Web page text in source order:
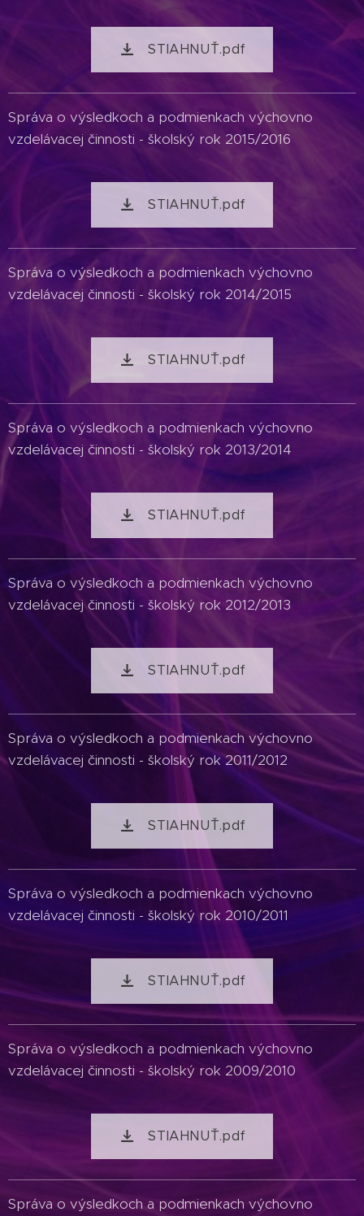
STIAHNUŤ.pdf
Správa o výsledkoch a podmienkach výchovno
vzdelávacej činnosti - školský rok 2015/2016
STIAHNUŤ.pdf
Správa o výsledkoch a podmienkach výchovno
vzdelávacej činnosti - školský rok 2014/2015
STIAHNUŤ.pdf
Správa o výsledkoch a podmienkach výchovno
vzdelávacej činnosti - školský rok 2013/2014
STIAHNUŤ.pdf
Správa o výsledkoch a podmienkach výchovno
vzdelávacej činnosti - školský rok 2012/2013
STIAHNUŤ.pdf
Správa o výsledkoch a podmienkach výchovno
vzdelávacej činnosti - školský rok 2011/2012
STIAHNUŤ.pdf
Správa o výsledkoch a podmienkach výchovno
vzdelávacej činnosti - školský rok 2010/2011
STIAHNUŤ.pdf
Správa o výsledkoch a podmienkach výchovno
vzdelávacej činnosti - školský rok 2009/2010
STIAHNUŤ.pdf
Správa o výsledkoch a podmienkach výchovno